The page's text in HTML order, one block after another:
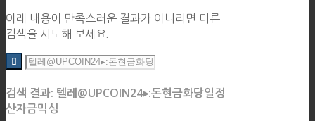
아래 내용이 만족스러운 결과가 아니라면 다른
검색을 시도해 보세요.
검색 결과: 텔레@UPCOIN24▸:돈현금화당일정
산자금믹싱